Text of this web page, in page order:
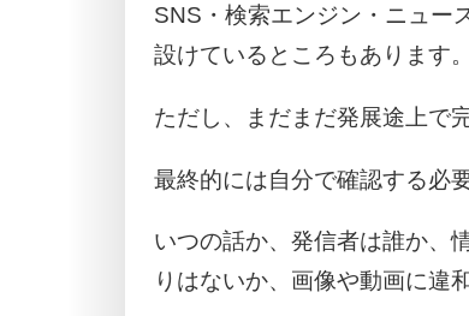
SNS・検索エンジン・ニュー
設けているところもあります。
ただし、まだまだ発展途上で
最終的には自分で確認する必
いつの話か、発信者は誰か、
りはないか、画像や動画に違